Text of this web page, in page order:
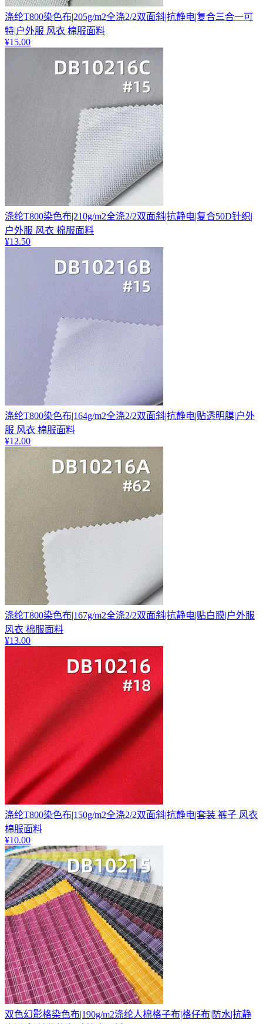
涤纶T800染色布|205g/m2全涤2/2双面斜|抗静电|复合三合一可
特|户外服 风衣 棉服面料
¥15.00
涤纶T800染色布|210g/m2全涤2/2双面斜|抗静电|复合50D针织|
户外服 风衣 棉服面料
¥13.50
涤纶T800染色布|164g/m2全涤2/2双面斜|抗静电|贴透明膜|户外
服 风衣 棉服面料
¥12.00
涤纶T800染色布|167g/m2全涤2/2双面斜|抗静电|贴白膜|户外服
风衣 棉服面料
¥13.00
涤纶T800染色布|150g/m2全涤2/2双面斜|抗静电|套装 裤子 风衣
棉服面料
¥10.00
双色幻影格染色布|190g/m2涤纶人棉格子布|格仔布|防水|抗静